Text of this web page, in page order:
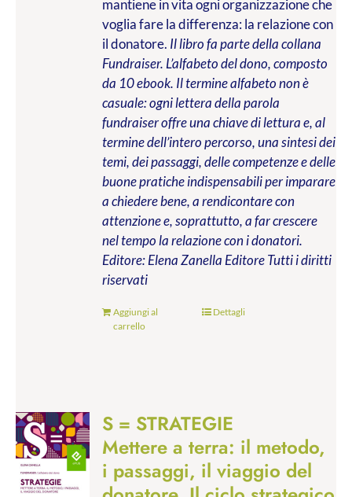
mantiene in vita ogni organizzazione che
voglia fare la differenza: la relazione con
il donatore. Il libro fa parte della collana
Fundraiser. L’alfabeto del dono, composto
da 10 ebook. Il termine alfabeto non è
casuale: ogni lettera della parola
fundraiser offre una chiave di lettura e, al
termine dell’intero percorso, una sintesi dei
temi, dei passaggi, delle competenze e delle
buone pratiche indispensabili per imparare
a chiedere bene, a rendicontare con
attenzione e, soprattutto, a far crescere
nel tempo la relazione con i donatori.
Editore: Elena Zanella EditoreTutti i diritti
riservati
Aggiungi al
carrello
Dettagli
S = STRATEGIE
Mettere a terra: il metodo,
i passaggi, il viaggio del